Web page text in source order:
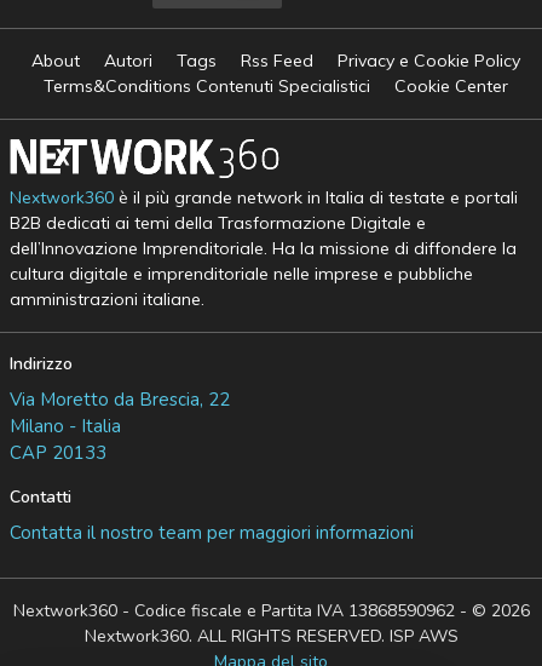
About Autori Tags Rss Feed
Privacy e Cookie Policy
Terms&Conditions Contenuti Specialistici
Cookie Center
Nextwork360è il più grande network in Italia di testate e portali
B2B dedicati ai temi della Trasformazione Digitale e
dell’Innovazione Imprenditoriale. Ha la missione di diffondere la
cultura digitale e imprenditoriale nelle imprese e pubbliche
amministrazioni italiane.
Indirizzo
Via Moretto da Brescia, 22
Milano - Italia
CAP 20133
Contatti
Contatta il nostro team per maggiori informazioni
Nextwork360 - Codice fiscale e Partita IVA 13868590962 - © 2026
Nextwork360. ALL RIGHTS RESERVED. ISP AWS